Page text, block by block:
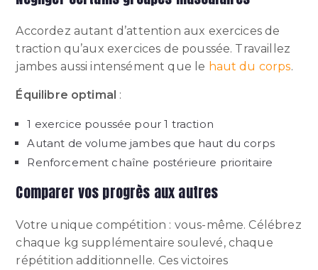
Accordez autant d’attention aux exercices de
traction qu’aux exercices de poussée. Travaillez
jambes aussi intensément que le haut du corps.
Équilibre optimal :
1 exercice poussée pour 1 traction
Autant de volume jambes que haut du corps
Renforcement chaîne postérieure prioritaire
Comparer vos progrès aux autres
Votre unique compétition : vous-même. Célébrez
chaque kg supplémentaire soulevé, chaque
répétition additionnelle. Ces victoires